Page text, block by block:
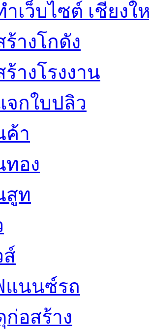
ำเว็บไซต์ เชียงใ
ร้างโกดัง
ร้างโรงงาน
จกใบปลิว
ค้า
ทอง
สูท
ส์
แนนซ์รถ
ก่อสร้าง